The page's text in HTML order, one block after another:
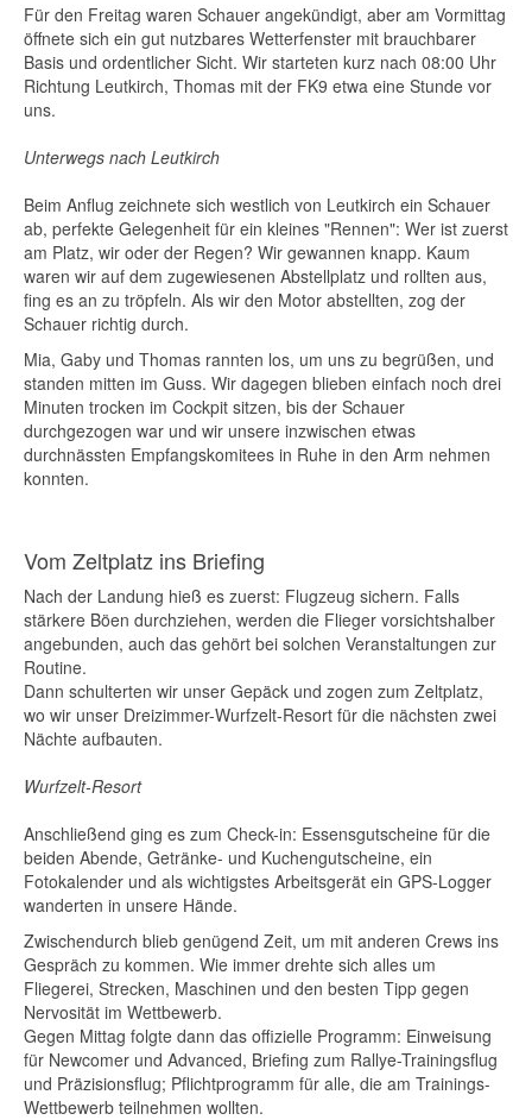
Für den Freitag waren Schauer angekündigt, aber am Vormittag
öffnete sich ein gut nutzbares Wetterfenster mit brauchbarer
Basis und ordentlicher Sicht. Wir starteten kurz nach 08:00 Uhr
Richtung Leutkirch, Thomas mit der FK9 etwa eine Stunde vor
uns.
Unterwegs nach Leutkirch
Beim Anflug zeichnete sich westlich von Leutkirch ein Schauer
ab, perfekte Gelegenheit für ein kleines "Rennen": Wer ist zuerst
am Platz, wir oder der Regen? Wir gewannen knapp. Kaum
waren wir auf dem zugewiesenen Abstellplatz und rollten aus,
fing es an zu tröpfeln. Als wir den Motor abstellten, zog der
Schauer richtig durch.
Mia, Gaby und Thomas rannten los, um uns zu begrüßen, und
standen mitten im Guss. Wir dagegen blieben einfach noch drei
Minuten trocken im Cockpit sitzen, bis der Schauer
durchgezogen war und wir unsere inzwischen etwas
durchnässten Empfangskomitees in Ruhe in den Arm nehmen
konnten.
Vom Zeltplatz ins Briefing
Nach der Landung hieß es zuerst: Flugzeug sichern. Falls
stärkere Böen durchziehen, werden die Flieger vorsichtshalber
angebunden, auch das gehört bei solchen Veranstaltungen zur
Routine.
Dann schulterten wir unser Gepäck und zogen zum Zeltplatz,
wo wir unser Dreizimmer-Wurfzelt-Resort für die nächsten zwei
Nächte aufbauten.
Wurfzelt‑Resort
Anschließend ging es zum Check-in: Essensgutscheine für die
beiden Abende, Getränke- und Kuchengutscheine, ein
Fotokalender und als wichtigstes Arbeitsgerät ein GPS-Logger
wanderten in unsere Hände.
Zwischendurch blieb genügend Zeit, um mit anderen Crews ins
Gespräch zu kommen. Wie immer drehte sich alles um
Fliegerei, Strecken, Maschinen und den besten Tipp gegen
Nervosität im Wettbewerb.
Gegen Mittag folgte dann das offizielle Programm: Einweisung
für Newcomer und Advanced, Briefing zum Rallye-Trainingsflug
und Präzisionsflug; Pflichtprogramm für alle, die am Trainings-
Wettbewerb teilnehmen wollten.